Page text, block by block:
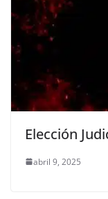
Elección
abril 9, 2025